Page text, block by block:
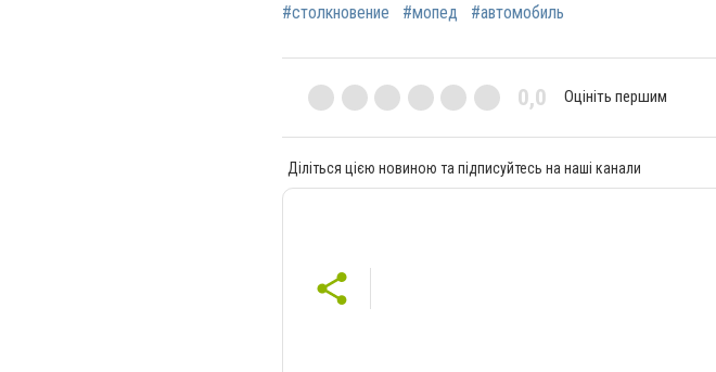
#столкновение #мопед #автомобиль
0,0 Оцініть першим
Діліться цією новиною та підписуйтесь на наші канали